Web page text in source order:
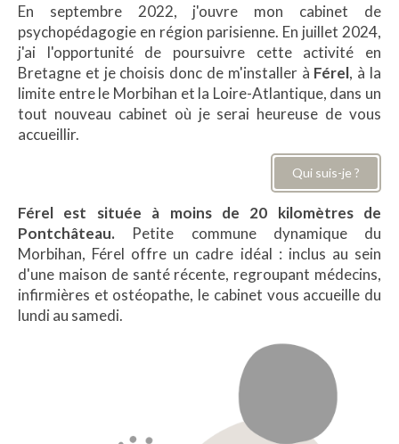
En septembre 2022, j'ouvre mon cabinet de
psychopédagogie en région parisienne. En juillet 2024,
j'ai l'opportunité de poursuivre cette activité en
Bretagne et je choisis donc de m'installer à Férel, à la
limite entre le Morbihan et la Loire-Atlantique, dans un
tout nouveau cabinet où je serai heureuse de vous
accueillir.
Qui suis-je ?
Férel est située à moins de 20 kilomètres de
Pontchâteau. Petite commune dynamique du
Morbihan, Férel offre un cadre idéal : inclus au sein
d'une maison de santé récente, regroupant médecins,
infirmières et ostéopathe, le cabinet vous accueille du
lundi au samedi.